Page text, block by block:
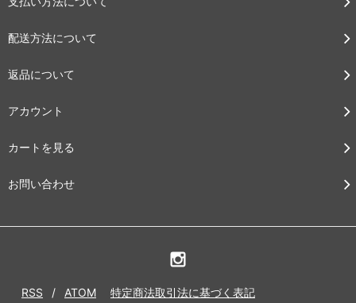
配送方法について
返品について
アカウント
カートを見る
お問い合わせ
RSS / ATOM 特定商法取引法に基づく表記